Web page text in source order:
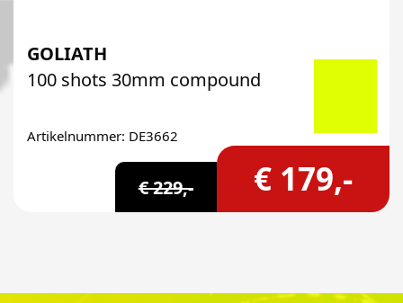
GOLIATH
100 shots 30mm compound
Artikelnummer: DE3662
€ 229,- € 179,-